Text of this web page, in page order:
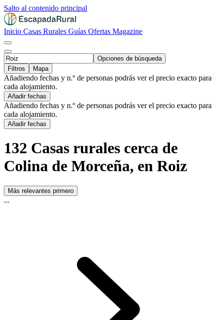
Salto al contenido principal
Inicio Casas Rurales Guías Ofertas Magazine
Opciones de búsqueda
Filtros
Mapa
Añadiendo fechas y n.º de personas podrás ver el precio exacto para
cada alojamiento.
Añadir fechas
Añadiendo fechas y n.º de personas podrás ver el precio exacto para
cada alojamiento.
Añadir fechas
132 Casas rurales cerca de
Colina de Morceña, en Roiz
Más relevantes primero
...